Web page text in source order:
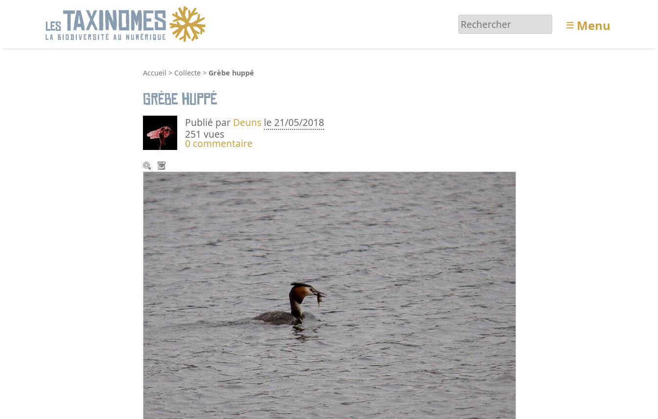
≡ Menu
Accueil > Collecte > Grèbe huppé
Grèbe huppé
Publié par Deuns le 21/05/2018
251 vues
0 commentaire